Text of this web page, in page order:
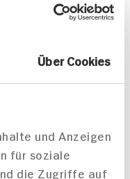
Über Cookies
und Anzeigen
für soziale
die Zugriffe auf
Fisch-Fond
ZUM
AKTUELLEN
PREIS